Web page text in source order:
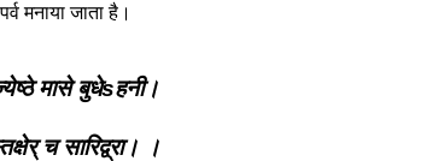
मनाया जाता है।
मासे बुधेsहनी।
च सारिद्व्रा। ।